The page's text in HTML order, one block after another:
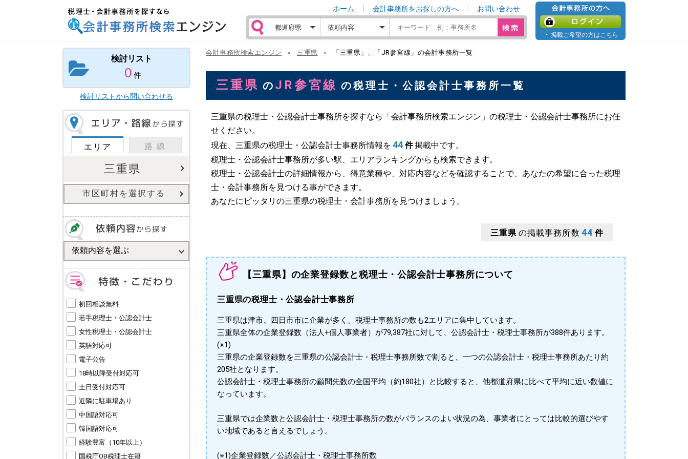
エンジン
ホーム 会計事務所をお探しの方へ
お問い合わせ
会計事務所の方へ
ログイン
掲載ご希望の方はこちら
検討リスト
0 件
検討リストから問い合わせる
エリア 路 線
三重県
市区町村を選択する
初回相談無料
若手税理士・公認会計士
女性税理士・公認会計士
英語対応可
電子公告
18時以降受付対応可
土日受付対応可
近隣に駐車場あり
中国語対応可
韓国語対応可
経験豊富（10年以上）
国税庁OB税理士在籍
会計事務所検索エンジン 三重県 「三重県」、「JR参宮線」の会計事務所一覧
三重県 の JR参宮線 の税理士・公認会計士事務所一覧
三重県の税理士・公認会計士事務所を探すなら「会計事務所検索エンジン」の税理士・公認会計士事務所にお任
せください。
現在、三重県の税理士・公認会計士事務所情報を 44 件掲載中です。
税理士・公認会計士事務所が多い駅、エリアランキングからも検索できます。
税理士・公認会計士の詳細情報から、得意業種や、対応内容などを確認することで、あなたの希望に合った税理
士・会計事務所を見つける事ができます。
あなたにピッタリの三重県の税理士・会計事務所を見つけましょう。
三重県 の掲載事務所数 44 件
【三重県】の企業登録数と税理士・公認会計士事務所について
三重県の税理士・公認会計士事務所
三重県は津市、四日市市に企業が多く、税理士事務所の数も2エリアに集中しています。
三重県全体の企業登録数（法人+個人事業者）が79,387社に対して、公認会計士・税理士事務所が388件あります。
(※1)
三重県の企業登録数を三重県の公認会計士・税理士事務所数で割ると、一つの公認会計士・税理士事務所あたり約
205社となります。
公認会計士・税理士事務所の顧問先数の全国平均（約180社）と比較すると、他都道府県に比べて平均に近い数値に
なっています。
三重県では企業数と公認会計士・税理士事務所の数がバランスのよい状況の為、事業者にとっては比較的選びやす
い地域であると言えるでしょう。
(※1)企業登録数／公認会計士・税理士事務所数